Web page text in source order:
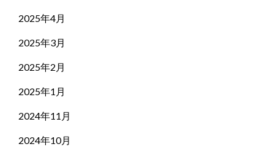
2025年4月
2025年3月
2025年2月
2025年1月
2024年11月
2024年10月